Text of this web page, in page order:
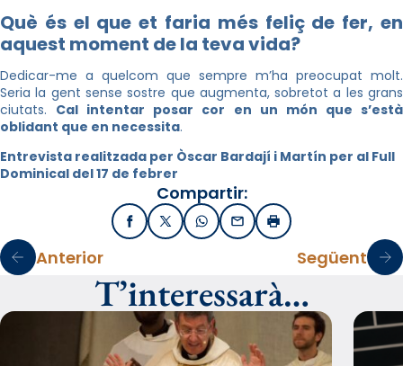
Què és el que et faria més feliç de fer, en
aquest moment de la teva vida?
Dedicar-me a quelcom que sempre m’ha preocupat molt.
Seria la gent sense sostre que augmenta, sobretot a les grans
ciutats. Cal intentar posar cor en un món que s’està
oblidant que en necessita.
Entrevista realitzada per Òscar Bardají i Martín per al Full
Dominical del 17 de febrer
Compartir:
FacebookX / TwitterWhatsApp
EmailImprimir
Anterior Següent
T’interessarà…